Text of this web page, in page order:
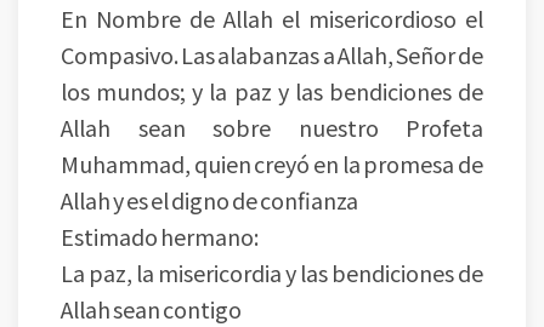
En Nombre de Allah el misericordioso el
Compasivo. Las alabanzas a Allah, Señor de
los mundos; y la paz y las bendiciones de
Allah sean sobre nuestro Profeta
Muhammad, quien creyó en la promesa de
Allah y es el digno de confianza
Estimado hermano:
La paz, la misericordia y las bendiciones de
Allah sean contigo